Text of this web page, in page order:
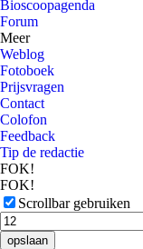
Bioscoopagenda
Forum
Meer
Weblog
Fotoboek
Prijsvragen
Contact
Colofon
Feedback
Tip de redactie
FOK!
FOK!
Scrollbar gebruiken
opslaan